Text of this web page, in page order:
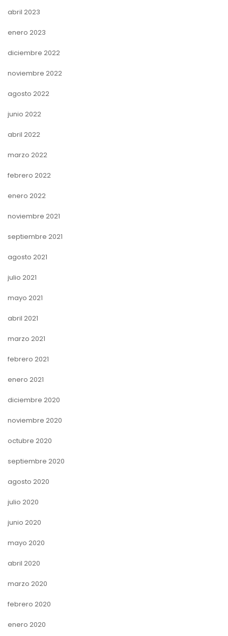
abril 2023
enero 2023
diciembre 2022
noviembre 2022
agosto 2022
junio 2022
abril 2022
marzo 2022
febrero 2022
enero 2022
noviembre 2021
septiembre 2021
agosto 2021
julio 2021
mayo 2021
abril 2021
marzo 2021
febrero 2021
enero 2021
diciembre 2020
noviembre 2020
octubre 2020
septiembre 2020
agosto 2020
julio 2020
junio 2020
mayo 2020
abril 2020
marzo 2020
febrero 2020
enero 2020